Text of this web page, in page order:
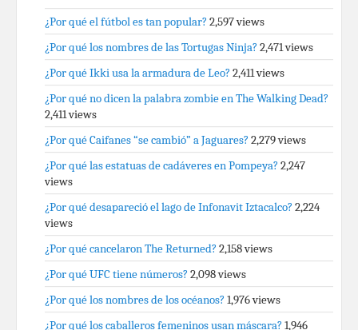
¿Por qué el fútbol es tan popular? 2,597 views
¿Por qué los nombres de las Tortugas Ninja? 2,471 views
¿Por qué Ikki usa la armadura de Leo? 2,411 views
¿Por qué no dicen la palabra zombie en The Walking Dead?
2,411 views
¿Por qué Caifanes “se cambió” a Jaguares? 2,279 views
¿Por qué las estatuas de cadáveres en Pompeya? 2,247
views
¿Por qué desapareció el lago de Infonavit Iztacalco? 2,224
views
¿Por qué cancelaron The Returned? 2,158 views
¿Por qué UFC tiene números? 2,098 views
¿Por qué los nombres de los océanos? 1,976 views
¿Por qué los caballeros femeninos usan máscara? 1,946